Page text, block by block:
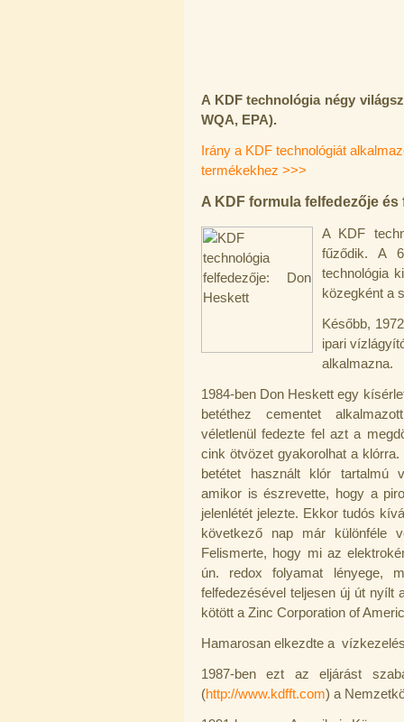
A KDF technológia négy
WQA, EPA).
Irány a KDF technológiát
termékekhez >>>
A KDF formula felfedezője
A KDF
fűződik. A
technológia
közegként a
Később,
ipari
alkalmazna.
1984-ben Don Heskett egy
betéthez cementet
véletlenül fedezte fel azt a
cink ötvözet gyakorolhat a
betétet használt klór tartalmú
amikor is észrevette, hogy a
jelenlétét jelezte. Ekkor tudós
következő nap már különféle
Felismerte, hogy mi az
ún. redox folyamat lényege,
felfedezésével teljesen új út nyílt
kötött a Zinc Corporation of
Hamarosan elkezdte a
1987-ben ezt az eljárást
(http://www.kdfft.com) a